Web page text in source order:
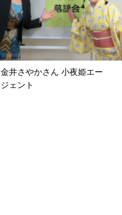
金井さやかさん 小夜姫エー
ジェント